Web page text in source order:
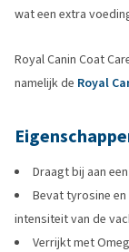
wat een extra
Royal Canin Coat
namelijk de Royal
Draagt bij aan
Bevat tyrosine
intensiteit van de
Verrijkt met